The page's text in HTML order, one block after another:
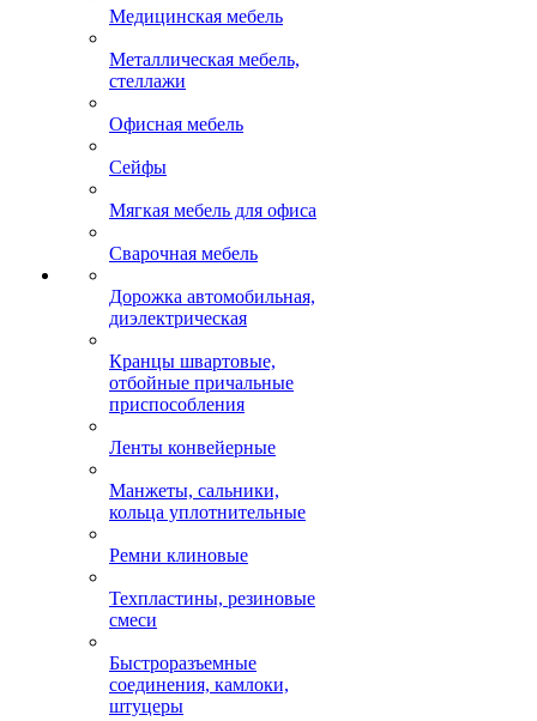
Медицинская мебель
Металлическая мебель,
стеллажи
Офисная мебель
Сейфы
Мягкая мебель для офиса
Сварочная мебель
Дорожка автомобильная,
диэлектрическая
Кранцы швартовые,
отбойные причальные
приспособления
Ленты конвейерные
Манжеты, сальники,
кольца уплотнительные
Ремни клиновые
Техпластины, резиновые
смеси
Быстроразъемные
соединения, камлоки,
штуцеры